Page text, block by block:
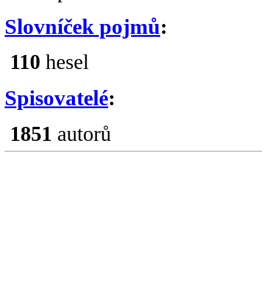
Slovníček pojmů:
110 hesel
Spisovatelé:
1851 autorů